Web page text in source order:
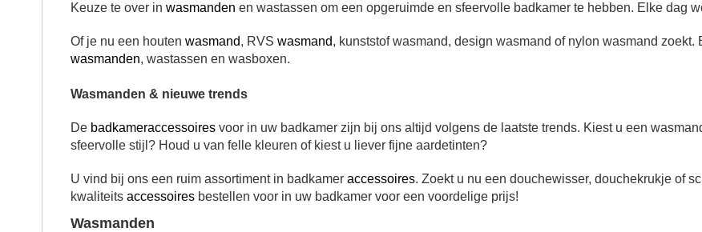
Keuze te over in wasmanden en wastassen om een opgeruimde en sfeervolle badkamer te hebben. Elke dag
Of je nu een houten wasmand, RVS wasmand, kunststof wasmand, design wasmand of nylon wasmand zoekt.
wasmanden, wastassen en wasboxen.
Wasmanden & nieuwe trends
De badkameraccessoires voor in uw badkamer zijn bij ons altijd volgens de laatste trends. Kiest u een
sfeervolle stijl? Houd u van felle kleuren of kiest u liever fijne aardetinten?
U vind bij ons een ruim assortiment in badkamer accessoires. Zoekt u nu een douchewisser, douchekrukje of
kwaliteits accessoires bestellen voor in uw badkamer voor een voordelige prijs!
Wasmanden